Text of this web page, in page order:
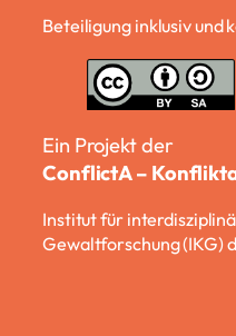
Beteiligung inklusiv und
Ein Projekt der
ConflictA –
Institut für
Gewaltforschung (IKG)